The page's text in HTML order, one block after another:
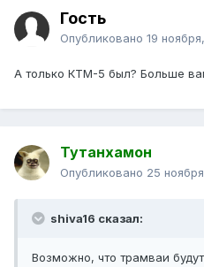
Гость
Опубликовано 19
А только КТМ-5 был? Больше
Тутанхамон
Опубликовано 25
shiva16 сказал:
Возможно, что трамваи